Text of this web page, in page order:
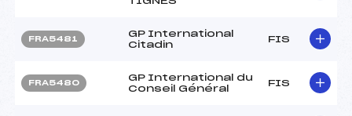
FRA5481
GP International
Citadin
FIS
FRA5480
GP International du
Conseil Général
FIS